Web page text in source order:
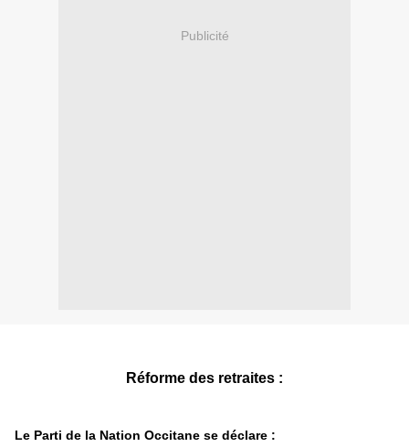
Publicité
Réforme des retraites :
Le Parti de la Nation Occitane se déclare :